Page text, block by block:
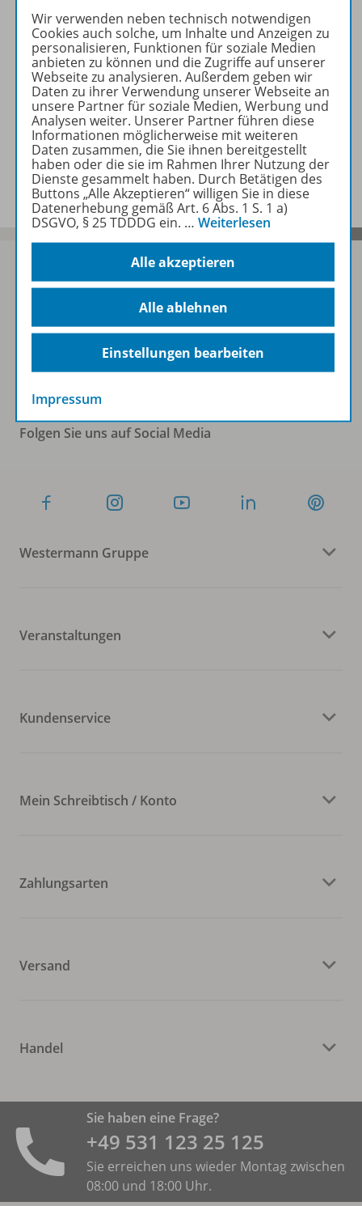
Produkte des Jahrgangs
Konzept
Benachrichtigungs-Service
Zum Newsletter anmelden
Folgen Sie uns auf Social Media
Westermann Gruppe
Veranstaltungen
Kundenservice
Mein Schreibtisch / Konto
Zahlungsarten
Versand
Handel
Sie haben eine Frage?
+49 531 ­123 25 125
Sie erreichen uns wieder Montag zwischen
08:00 und 18:00 Uhr.
Wir verwenden neben technisch notwendigen
Cookies auch solche, um Inhalte und Anzeigen zu
personalisieren, Funktionen für soziale Medien
anbieten zu können und die Zugriffe auf unserer
Webseite zu analysieren. Außerdem geben wir
Daten zu ihrer Verwendung unserer Webseite an
unsere Partner für soziale Medien, Werbung und
Analysen weiter. Unserer Partner führen diese
Informationen möglicherweise mit weiteren
Daten zusammen, die Sie ihnen bereitgestellt
haben oder die sie im Rahmen Ihrer Nutzung der
Dienste gesammelt haben. Durch Betätigen des
Buttons „Alle Akzeptieren“ willigen Sie in diese
Datenerhebung gemäß Art. 6 Abs. 1 S. 1 a)
DSGVO, § 25 TDDDG ein. … Weiterlesen
Alle akzeptieren
Alle ablehnen
Einstellungen bearbeiten
Impressum